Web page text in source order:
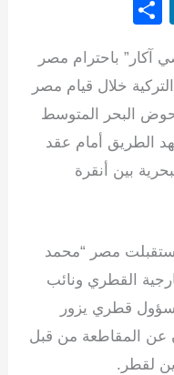
Li
k
e
dI
n
ar
e
آكار” باحترام مصر
خلال قيام مصر
البحر المتوسط
الطريق أمام عقد
بين أنقرة
مصر “محمد
القطري ونائب
قطري يزور
قبل الإعلان عن المقاطعة من قبل
لقطر.